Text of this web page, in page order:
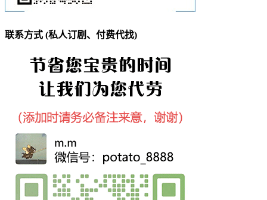
联系方式 (私人订剧、付费代找)